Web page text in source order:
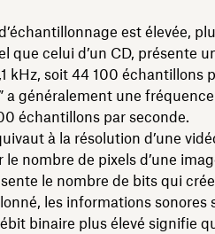
est élevée,
que celui d’un CD, présente
kHz, soit 44 100 échantillons
généralement une fréquence
échantillons par seconde.
à la résolution d’une
nombre de pixels d’une
le nombre de bits qui
les informations sonores
binaire plus élevé signifie